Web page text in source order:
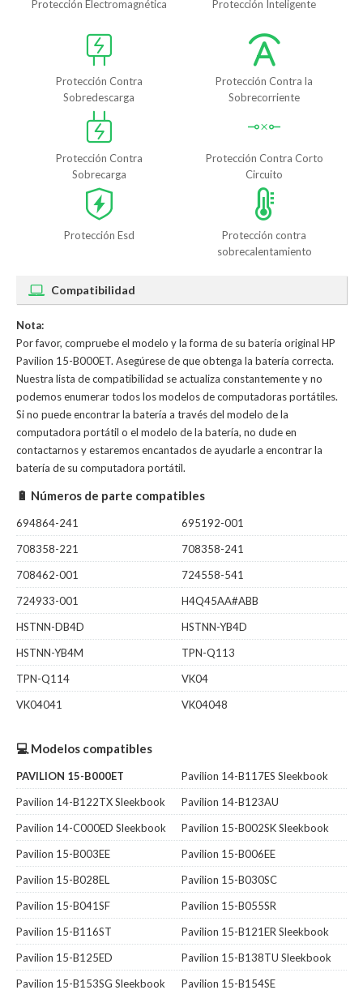
Protección Electromagnética Protección Inteligente
Protección Contra
Sobredescarga
Protección Contra la
Sobrecorriente
Protección Contra
Sobrecarga
Protección Contra Corto
Circuito
Protección Esd
Protección contra
sobrecalentamiento
Compatibilidad
Nota:
Por favor, compruebe el modelo y la forma de su batería original HP
Pavilion 15-B000ET. Asegúrese de que obtenga la batería correcta.
Nuestra lista de compatibilidad se actualiza constantemente y no
podemos enumerar todos los modelos de computadoras portátiles.
Si no puede encontrar la batería a través del modelo de la
computadora portátil o el modelo de la batería, no dude en
contactarnos y estaremos encantados de ayudarle a encontrar la
batería de su computadora portátil.
🔋 Números de parte compatibles
694864-241
695192-001
708358-221
708358-241
708462-001
724558-541
724933-001
H4Q45AA#ABB
HSTNN-DB4D
HSTNN-YB4D
HSTNN-YB4M
TPN-Q113
TPN-Q114
VK04
VK04041
VK04048
💻 Modelos compatibles
PAVILION 15-B000ET
Pavilion 14-B117ES Sleekbook
Pavilion 14-B122TX Sleekbook
Pavilion 14-B123AU
Pavilion 14-C000ED Sleekbook
Pavilion 15-B002SK Sleekbook
Pavilion 15-B003EE
Pavilion 15-B006EE
Pavilion 15-B028EL
Pavilion 15-B030SC
Pavilion 15-B041SF
Pavilion 15-B055SR
Pavilion 15-B116ST
Pavilion 15-B121ER Sleekbook
Pavilion 15-B125ED
Pavilion 15-B138TU Sleekbook
Pavilion 15-B153SG Sleekbook
Pavilion 15-B154SE